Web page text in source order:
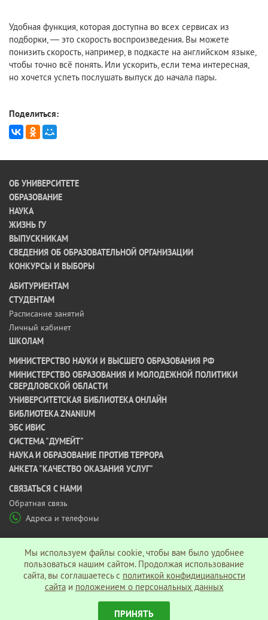
Удобная функция, которая доступна во всех сервисах из
подборки, — это скорость воспроизведения. Вы можете
понизить скорость, например, в подкасте на английском языке,
чтобы точно всё понять. Или ускорить, если тема интересная,
но хочется успеть послушать выпуск до начала пары.
Поделиться:
ОБ УНИВЕРСИТЕТЕ
ОБРАЗОВАНИЕ
НАУКА
ЖИЗНЬ ГУ
ВЫПУСКНИКАМ
СВЕДЕНИЯ ОБ ОБРАЗОВАТЕЛЬНОЙ ОРГАНИЗАЦИИ
КОНКУРСЫ И ВЫБОРЫ
АБИТУРИЕНТАМ
СТУДЕНТАМ
Расписание занятий
Личный кабинет
ШКОЛАМ
МИНИСТЕРСТВО НАУКИ И ВЫСШЕГО ОБРАЗОВАНИЯ РФ
МИНИСТЕРСТВО ОБРАЗОВАНИЯ И МОЛОДЕЖНОЙ ПОЛИТИКИ
СВЕРДЛОВСКОЙ ОБЛАСТИ
УНИВЕРСИТЕТСКАЯ БИБЛИОТЕКА ОНЛАЙН
БИБЛИОТЕКА ZNANIUM
ЭБС ИВИС
СИСТЕМА "ДУМЕЙТ"
НАУКА И ОБРАЗОВАНИЕ ПРОТИВ ТЕРРОРА
АНКЕТА "КАЧЕСТВО ОКАЗАНИЯ УСЛУГ"
CВЯЗАТЬСЯ С НАМИ
Обратная связь
Адреса и телефоны
Политика конфиденциальности
© АНО ВО «Гуманитарный университет», 2026 г.
Мы используем файлы cookie, чтобы вам было удобнее
пользоваться нашим сайтом. Продолжая использование
сайта, вы соглашаетесь c политикой конфидициальности
сайтаи положением о персональных данных
ПРИНЯТЬ